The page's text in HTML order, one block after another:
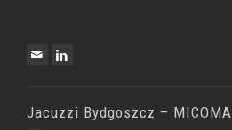
Jacuzzi Bydgoszcz – MICOMA